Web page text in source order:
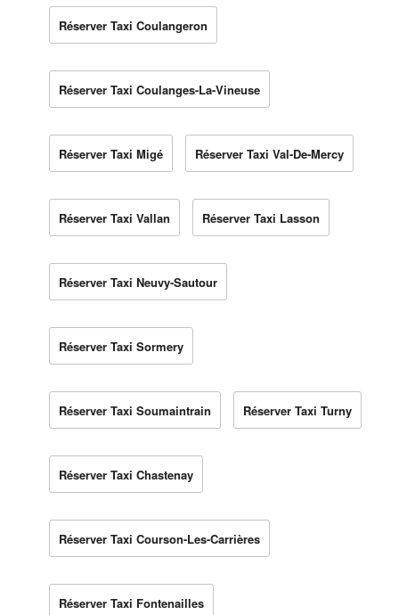
Réserver Taxi Coulangeron
Réserver Taxi Coulanges-La-Vineuse
Réserver Taxi Migé Réserver Taxi Val-De-Mercy
Réserver Taxi Vallan Réserver Taxi Lasson
Réserver Taxi Neuvy-Sautour
Réserver Taxi Sormery
Réserver Taxi Soumaintrain Réserver Taxi Turny
Réserver Taxi Chastenay
Réserver Taxi Courson-Les-Carrières
Réserver Taxi Fontenailles